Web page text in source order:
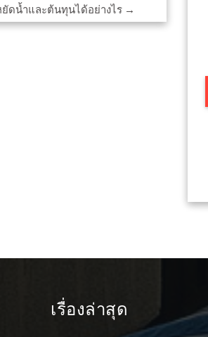
ดน้ำและต้นทุนได้อย่างไร →
เรื่องล่าสุด